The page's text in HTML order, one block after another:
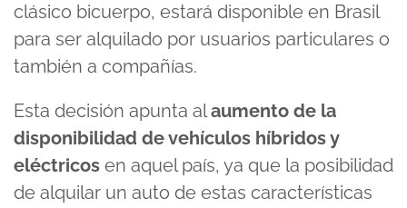
clásico bicuerpo, estará disponible en Brasil
para ser alquilado por usuarios particulares o
también a compañías.
Esta decisión apunta alaumento de la
disponibilidad de vehículos híbridos y
eléctricos en aquel país, ya que la posibilidad
de alquilar un auto de estas características